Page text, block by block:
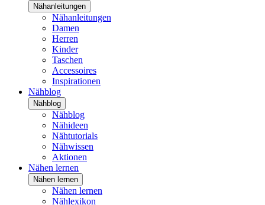
Nähanleitungen
Nähanleitungen
Damen
Herren
Kinder
Taschen
Accessoires
Inspirationen
Nähblog
Nähblog
Nähblog
Nähideen
Nähtutorials
Nähwissen
Aktionen
Nähen lernen
Nähen lernen
Nähen lernen
Nählexikon